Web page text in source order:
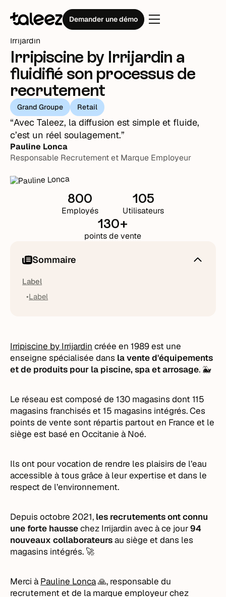
Demander une démo
Témoignages clients Irripiscine by Irrijardin
Irripiscine by Irrijardin a
fluidifié son processus de
recrutement
Grand Groupe Retail
“Avec Taleez, la diffusion est simple et fluide,
c’est un réel soulagement.”
Pauline Lonca
Responsable Recrutement et Marque Employeur
800
Employés
105
Utilisateurs
130+
points de vente
Sommaire
Label
Label
Irripiscine by Irrijardin créée en 1989 est une
enseigne spécialisée dans la vente d'équipements
et de produits pour la piscine, spa et arrosage. 🐳
Le réseau est composé de 130 magasins dont 115
magasins franchisés et 15 magasins intégrés. Ces
points de vente sont répartis partout en France et le
siège est basé en Occitanie à Noé.
Ils ont pour vocation de rendre les plaisirs de l’eau
accessible à tous grâce à leur expertise et dans le
respect de l’environnement.
Depuis octobre 2021, les recrutements ont connu
une forte haussechez Irrijardin avec à ce jour94
nouveaux collaborateursau siège et dans les
magasins intégrés. 🚀
Merci àPauline Lonca🙏, responsable du
recrutement et de la marque employeur chez